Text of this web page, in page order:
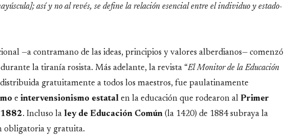
así y no al revés, se define la relación esencial entre el individuo y estado-
—a contramano de las ideas, principios y valores alberdianos— comenzó
la tiranía rosista. Más adelante, la revista “El Monitor de la Educación
gratuitamente a todos los maestros, fue paulatinamente
e intervensionismo estatal en la educación que rodearon al Primer
1882. Incluso la ley de Educación Común (la 1420) de 1884 subraya la
obligatoria y gratuita.